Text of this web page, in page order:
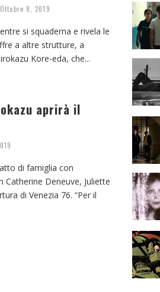
Ottobre 8, 2019
si squaderna e rivela le
a altre strutture, a
Kore-eda, che...
aprirà il
di famiglia con
Deneuve, Juliette
di Venezia 76. “Per il